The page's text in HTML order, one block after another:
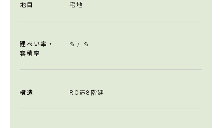
地目 宅地
建ぺい率・
容積率
% / %
構造 RC造8階建